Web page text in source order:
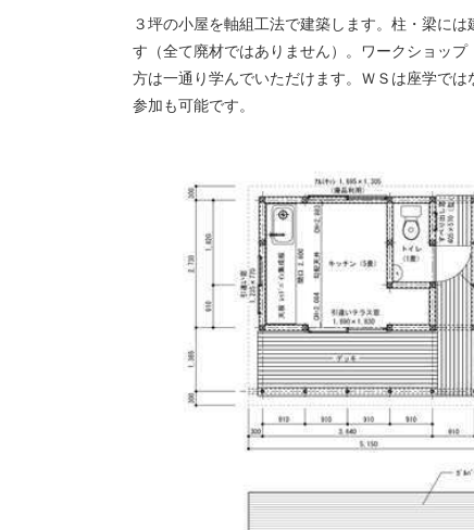
３坪の小屋を軸組工法で建築します。柱・梁に
す（全て廃材ではありません）。ワークショッ
方は一通り学んでいただけます。ＷＳは座学で
参加も可能です。